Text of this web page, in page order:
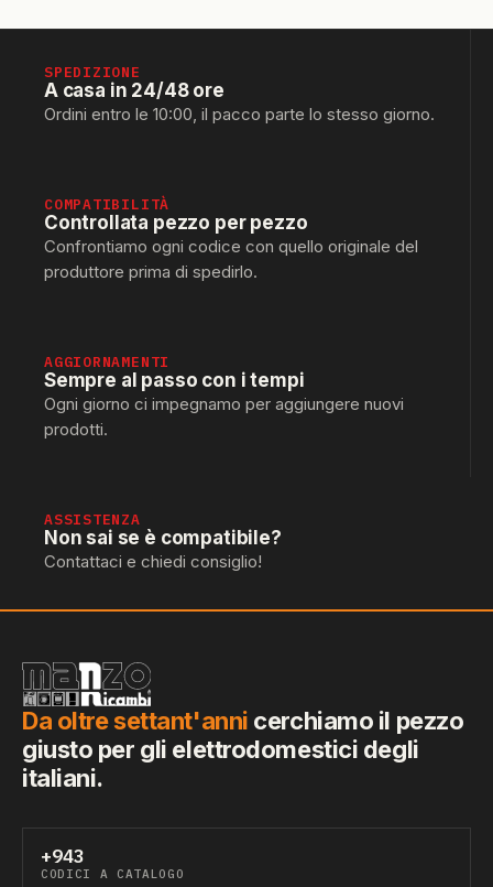
SPEDIZIONE
A casa in 24/48 ore
Ordini entro le 10:00, il pacco parte lo stesso giorno.
COMPATIBILITÀ
Controllata pezzo per pezzo
Confrontiamo ogni codice con quello originale del
produttore prima di spedirlo.
AGGIORNAMENTI
Sempre al passo con i tempi
Ogni giorno ci impegnamo per aggiungere nuovi
prodotti.
ASSISTENZA
Non sai se è compatibile?
Contattaci e chiedi consiglio!
Da oltre settant'anni cerchiamo il pezzo
giusto per gli elettrodomestici degli
italiani.
+943
CODICI A CATALOGO